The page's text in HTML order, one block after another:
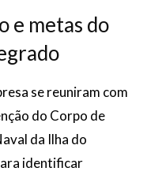
e metas do
se reuniram com
do Corpo de
da Ilha do
identificar